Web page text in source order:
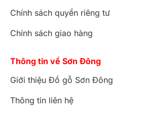
Chính sách quyền riêng tư
Chính sách giao hàng
Thông tin về Sơn Đông
Giới thiệu Đồ gỗ Sơn Đông
Thông tin liên hệ